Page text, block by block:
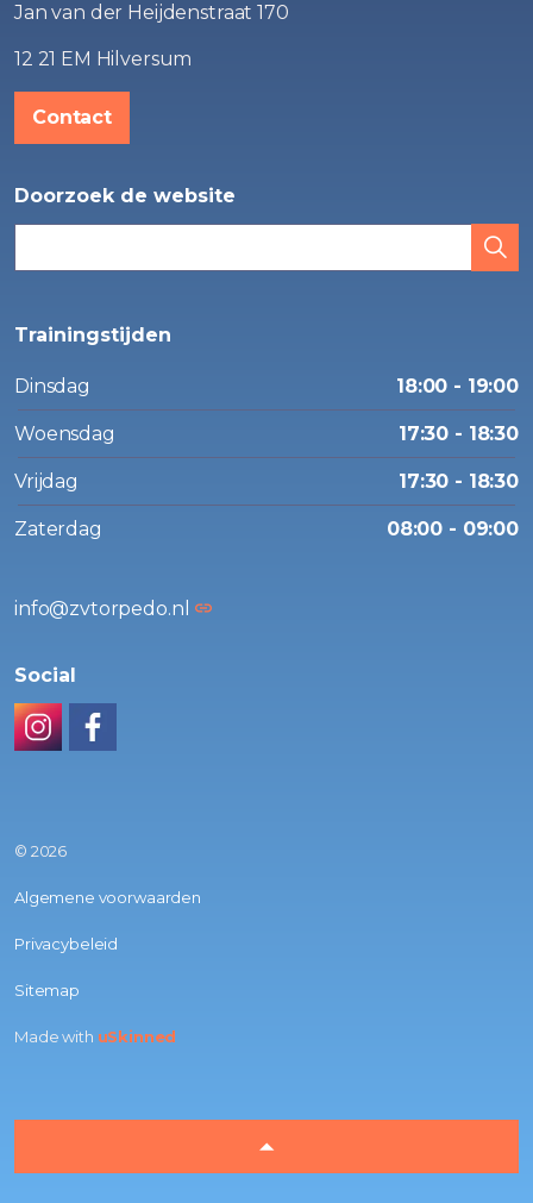
Jan van der Heijdenstraat 170
12 21 EM Hilversum
Contact
Doorzoek de website
Trainingstijden
Dinsdag 18:00 - 19:00
Woensdag 17:30 - 18:30
Vrijdag 17:30 - 18:30
Zaterdag 08:00 - 09:00
info@zvtorpedo.nl
Social
© 2026
Algemene voorwaarden
Privacybeleid
Sitemap
Made with uSkinned